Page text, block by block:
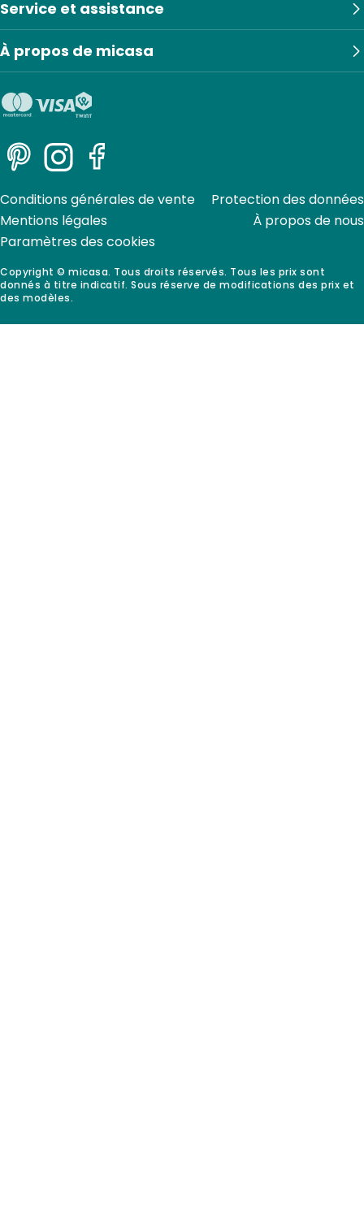
Service et assistance
À propos de micasa
PinterestInstagramFacebook
Copyright © micasa. Tous droits réservés. Tous les prix sont
donnés à titre indicatif. Sous réserve de modifications des prix et
des modèles.
Conditions générales de vente
Protection des données
Mentions légales
À propos de nous
Paramètres des cookies